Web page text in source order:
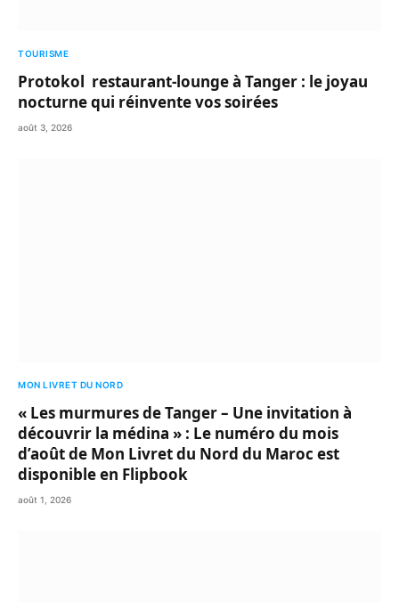
TOURISME
Protokol restaurant-lounge à Tanger : le joyau
nocturne qui réinvente vos soirées
août 3, 2026
MON LIVRET DU NORD
« Les murmures de Tanger – Une invitation à
découvrir la médina » : Le numéro du mois
d’août de Mon Livret du Nord du Maroc est
disponible en Flipbook
août 1, 2026